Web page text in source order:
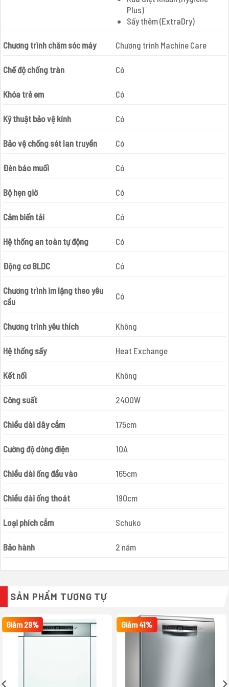
Plus)
Sấy thêm (ExtraDry)
Chương trình chăm sóc máy Chương trình Machine Care
Chế độ chống tràn Có
Khóa trẻ em Có
Kỹ thuật bảo vệ kính Có
Bảo vệ chống sét lan truyền Có
Đèn báo muối Có
Bộ hẹn giờ Có
Cảm biến tải Có
Hệ thống an toàn tự động Có
Động cơ BLDC Có
Chương trình im lặng theo yêu
cầu
Có
Chương trình yêu thích Không
Hệ thống sấy Heat Exchange
Kết nối Không
Công suất 2400W
Chiều dài dây cắm 175cm
Cường độ dòng điện 10A
Chiều dài ống đầu vào 165cm
Chiều dài ống thoát 190cm
Loại phích cắm Schuko
Bảo hành 2 năm
SẢN PHẨM TƯƠNG TỰ
Giảm 29% Giảm 41%